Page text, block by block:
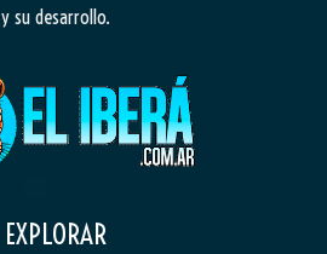
y su desarrollo.
EXPLORAR